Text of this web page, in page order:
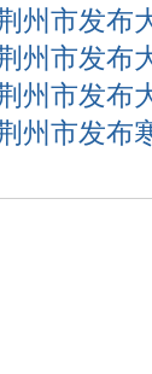
州市发布
州市发布
州市发布
州市发布